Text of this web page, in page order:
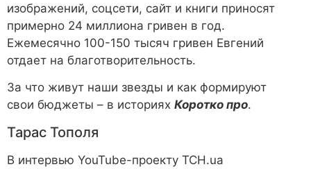
изображений, соцсети, сайт и книги приносят
примерно 24 миллиона гривен в год.
Ежемесячно 100-150 тысяч гривен Евгений
отдает на благотворительность.
За что живут наши звезды и как формируют
свои бюджеты – в историях Коротко про.
Тарас Тополя
В интервью YouTube-проекту ТСН.ua